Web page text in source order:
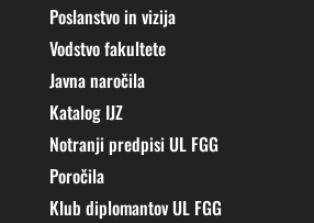
Poslanstvo in vizija
Vodstvo fakultete
Javna naročila
Katalog IJZ
Notranji predpisi UL FGG
Poročila
Klub diplomantov UL FGG